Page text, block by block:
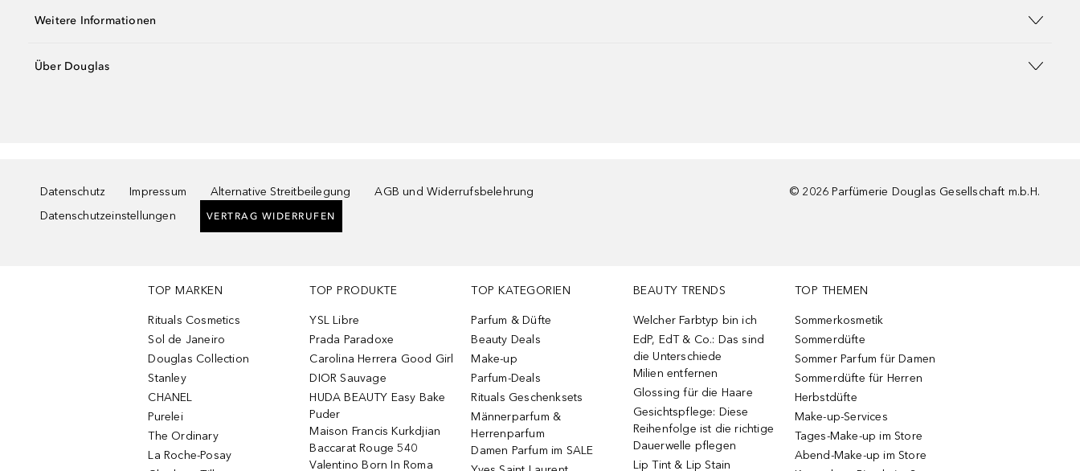
Weitere Informationen
Über Douglas
Datenschutz Impressum Alternative Streitbeilegung
AGB und Widerrufsbelehrung
Datenschutzeinstellungen
VERTRAG WIDERRUFEN
© 2026 Parfümerie Douglas Gesellschaft m.b.H.
TOP MARKEN
Rituals Cosmetics
Sol de Janeiro
Douglas Collection
Stanley
CHANEL
Purelei
The Ordinary
La Roche-Posay
TOP PRODUKTE
YSL Libre
Prada Paradoxe
Carolina Herrera Good Girl
DIOR Sauvage
HUDA BEAUTY Easy Bake
Puder
Maison Francis Kurkdjian
Baccarat Rouge 540
Valentino Born In Roma
TOP KATEGORIEN
Parfum & Düfte
Beauty Deals
Make-up
Parfum-Deals
Rituals Geschenksets
Männerparfum &
Herrenparfum
Damen Parfum im SALE
BEAUTY TRENDS
Welcher Farbtyp bin ich
EdP, EdT & Co.: Das sind
die Unterschiede
Milien entfernen
Glossing für die Haare
Gesichtspflege: Diese
Reihenfolge ist die richtige
Dauerwelle pflegen
Lip Tint & Lip Stain
TOP THEMEN
Sommerkosmetik
Sommerdüfte
Sommer Parfum für Damen
Sommerdüfte für Herren
Herbstdüfte
Make-up-Services
Tages-Make-up im Store
Abend-Make-up im Store